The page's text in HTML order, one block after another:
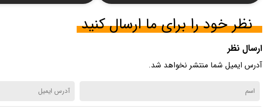
نظر خود را برای ما ارسال کنید
ارسال نظر
آدرس ایمیل شما منتشر نخواهد شد.